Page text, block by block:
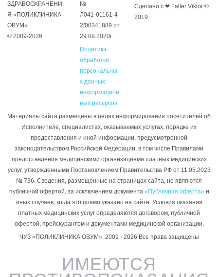
ЗДРАВООХРАНЕНИ
Я «ПОЛИКЛИНИКА
ОВУМ»
© 2009-2026
№
Л041‑01161‑4
2/00341889 от
29.09.2020г.
Политика
обработки
персональны
х данных
информацион
ных ресурсов
Сделано с ❤ Faller Viktor ©
2019
Материалы сайта размещены в целях информирования посетителей об
Исполнителе, специалистах, оказываемых услугах, порядке их
предоставления и иной информации, предусмотренной
законодательством Российской Федерации, в том числе Правилами
предоставления медицинскими организациями платных медицинских
услуг, утвержденными Постановлением Правительства РФ от 11.05.2023
№ 736. Сведения, размещенные на страницах сайта, не являются
публичной офертой, за исключением документа «Публичная оферта»и
иных случаев, когда это прямо указано на сайте. Условия оказания
платных медицинских услуг определяются договором, публичной
офертой, прейскурантом и документами медицинской организации.
ЧУЗ «ПОЛИКЛИНИКА ОВУМ», 2009 - 2026 Все права защищены
ИМЕЮТСЯ